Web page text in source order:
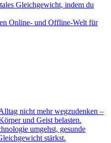
Gleichgewicht, indem du
Online- und Offline-Welt für
nicht mehr wegzudenken –
und Geist belasten.
umgehst, gesunde
stärkst.